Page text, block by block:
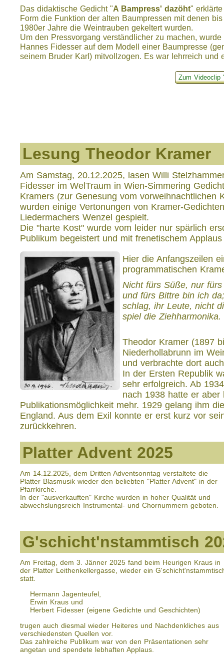
Das didaktische Gedicht "A Bampress' dazöht"
Form die Funktion der alten Baumpressen mit denen
1980er Jahre die Weintrauben gekeltert wurden.
Um den Pressvorgang verständlicher zu machen, wurde
Hannes Fidesser auf dem Modell einer Baumpresse
seinem Bruder Karl) mitvollzogen. Es war lehrreich und
Zum Videoclip
Lesung Theodor Kramer
Am Samstag, 20.12.2025, lasen Willi
Fidesser im WelTraum in Wien-Simmering
Kramers (zur Genesung vom vorweihnachtlichen
wurden einige Vertonungen von Kramer-
Liedermachers Wenzel gespielt.
Die "harte Kost" wurde vom leider nur spärlich
Publikum begeistert und mit frenetischem
Hier die Anfangszeilen
programmatischen
Nicht fürs Süße, nur
und fürs Bittre bin ich da;
schlag, ihr Leute, nicht
spiel die Ziehharmonika.
Theodor Kramer (1897
Niederhollabrunn im
und verbrachte dort
In der Ersten Republik
sehr erfolgreich. Ab
nach 1938 hatte er aber
Publikationsmöglichkeit mehr. 1929 gelang ihm
England. Aus dem Exil konnte er erst kurz vor
zurückkehren.
Platter Advent 2025
Am 14.12.2025, dem Dritten Adventsonntag verstaltete die
Platter Blasmusik wieder den beliebten "Platter Advent" in der
Pfarrkirche.
In der "ausverkauften" Kirche wurden in hoher Qualität und
abwechslungsreich Instrumental- und Chornummern geboten.
G'schicht'nstammtisch
Am Freitag, dem 3. Jänner 2025 fand beim Heurigen Kraus in
der Platter Leithenkellergasse, wieder ein
statt.
Hermann Jagenteufel,
Erwin Kraus und
Herbert Fidesser (eigene Gedichte und Geschichten)
trugen auch diesmal wieder Heiteres und Nachdenkliches aus
verschiedensten Quellen vor.
Das zahlreiche Publikum war von den Präsentationen sehr
angetan und spendete lebhaften Applaus.